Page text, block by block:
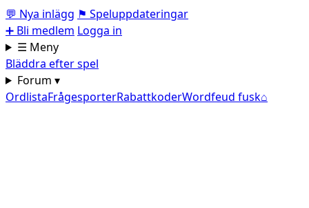
💬 Nya inlägg ⚑ Speluppdateringar
➕ Bli medlem Logga in
☰ Meny
Bläddra efter spel
Forum ▾
OrdlistaFrågesporterRabattkoderWordfeud fusk⌂